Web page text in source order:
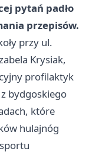
pytań padło
przepisów.
przy ul.
Krysiak,
profilaktyk
bydgoskiego
które
hulajnóg